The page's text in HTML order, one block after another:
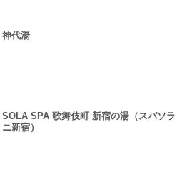
神代湯
SOLA SPA 歌舞伎町 新宿の湯（スパソラ
ニ新宿）